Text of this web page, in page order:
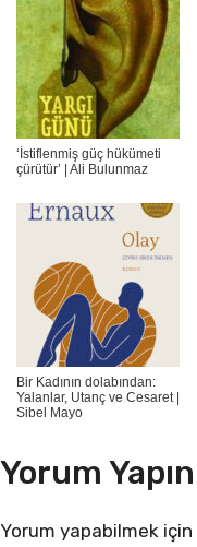
‘İstiflenmiş güç hükümeti
çürütür’ | Ali Bulunmaz
Bir Kadının dolabından:
Yalanlar, Utanç ve Cesaret |
Sibel Mayo
Yorum Yapın
Yorum yapabilmek için